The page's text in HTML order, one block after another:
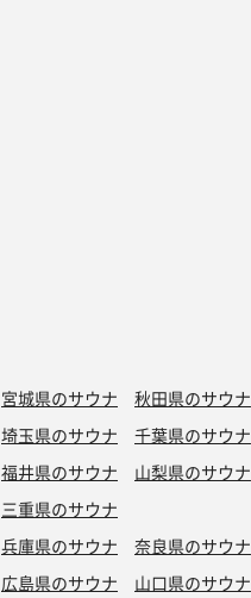
宮城県のサウナ 秋田県のサウナ
埼玉県のサウナ 千葉県のサウナ
福井県のサウナ 山梨県のサウナ
三重県のサウナ
兵庫県のサウナ 奈良県のサウナ
広島県のサウナ 山口県のサウナ